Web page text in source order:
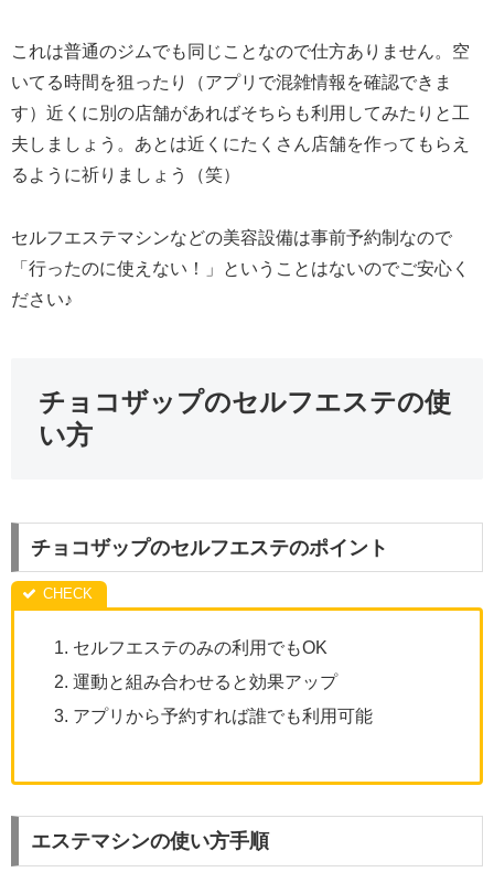
これは普通のジムでも同じことなので仕方ありません。空
いてる時間を狙ったり（アプリで混雑情報を確認できま
す）近くに別の店舗があればそちらも利用してみたりと工
夫しましょう。あとは近くにたくさん店舗を作ってもらえ
るように祈りましょう（笑）
セルフエステマシンなどの美容設備は事前予約制なので
「行ったのに使えない！」ということはないのでご安心く
ださい♪
チョコザップのセルフエステの使
い方
チョコザップのセルフエステのポイント
セルフエステのみの利用でもOK
運動と組み合わせると効果アップ
アプリから予約すれば誰でも利用可能
エステマシンの使い方手順